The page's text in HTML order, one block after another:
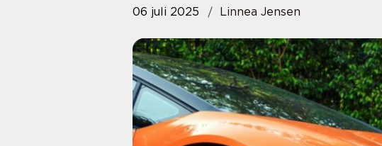
06 juli 2025 Linnea Jensen